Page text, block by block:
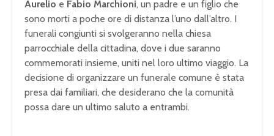
Aurelio e Fabio Marchioni, un padre e un figlio che
sono morti a poche ore di distanza l’uno dall’altro. I
funerali congiunti si svolgeranno nella chiesa
parrocchiale della cittadina, dove i due saranno
commemorati insieme, uniti nel loro ultimo viaggio. La
decisione di organizzare un funerale comune è stata
presa dai familiari, che desiderano che la comunità
possa dare un ultimo saluto a entrambi.